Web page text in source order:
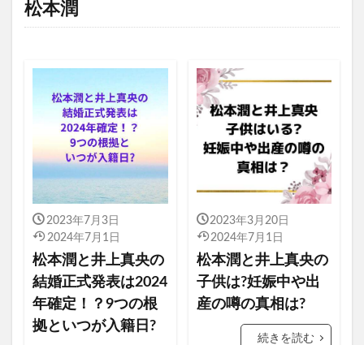
松本潤
2023年7月3日
2024年7月1日
松本潤と井上真央の
結婚正式発表は2024
年確定！？9つの根
拠といつが入籍日?
2023年3月20日
2024年7月1日
松本潤と井上真央の
子供は?妊娠中や出
産の噂の真相は?
続きを読む